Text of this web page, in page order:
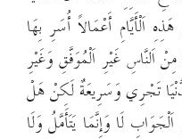
اَلْأَيَّامِ أَعْمَالاً أُسَرِ بِهَا
اَلنَّاسِ غَيْرِ اَلْمُوَفَّقِ وَغَيْرِ
تَجْرِي وَسَرِيعَةٌ لَكِنْ هَلْ
لَا وَإِنَّمَا يَتَأَمَّلُ وَلَا